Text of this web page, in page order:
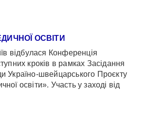
ОСВІТИ
відбулася Конференція
кроків в рамках Засідання
Україно-швейцарського Проєкту
освіти». Участь у заході від